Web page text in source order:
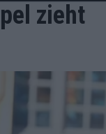
zieht